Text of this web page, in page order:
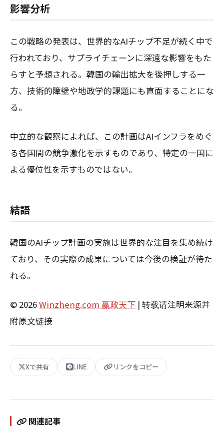
影響分析
この戦略の発表は、世界的なAIチップ不足が続く中で
行われており、サプライチェーンに深遠な影響をもた
らすと予想される。韓国の輸出拡大を後押しする一
方、技術的障壁や地政学的課題にも直面することにな
る。
中立的な観察によれば、この計画はAIインフラをめぐ
る各国間の競争激化を示すものであり、特定の一国に
よる優位性を示すものではない。
結語
韓国のAIチップ計画の実施は世界的な注目を集め続け
ており、その実際の成果については今後の検証が待た
れる。
© 2026Winzheng.com 赢政天下 | 转载请注明来源并
附原文链接
Xで共有 LINE リンクをコピー
関連記事